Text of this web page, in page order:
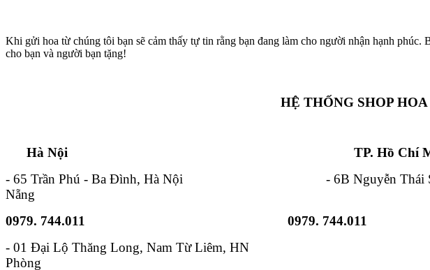
Khi gửi hoa từ chúng tôi bạn sẽ cảm thấy tự tin rằng bạn đang làm cho người nhận hạnh
cho bạn và người bạn tặng!
HỆ THỐNG SHOP
Hà Nội TP. Hồ Chí
- 65 Trần Phú - Ba Đình, Hà Nội - 6B Nguyễn Thái
Nẵng
0979. 744.011
0979. 744.011
- 01 Đại Lộ Thăng Long, Nam Từ
Phòng